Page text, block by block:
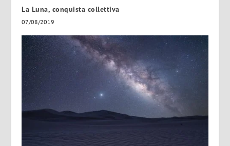
La Luna, conquista collettiva
07/08/2019